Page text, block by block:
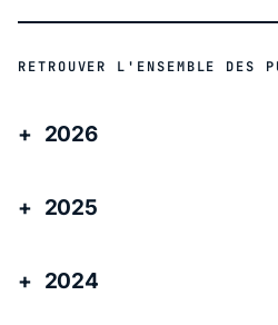
RETROUVER L'ENSEMBLE DES
2026
2025
2024